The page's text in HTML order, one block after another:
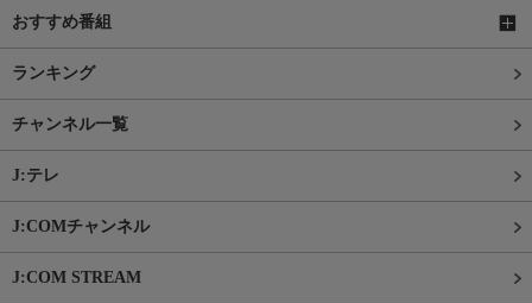
おすすめ番組
ランキング
チャンネル一覧
J:テレ
J:COMチャンネル
J:COM STREAM